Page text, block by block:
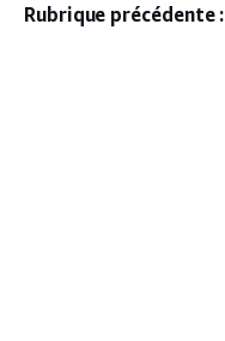
Rubrique précédente :